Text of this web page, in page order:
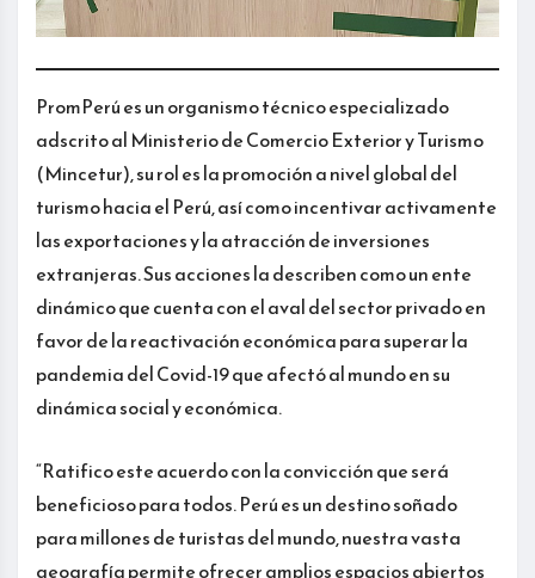
PromPerú es un organismo técnico especializado
adscrito al Ministerio de Comercio Exterior y Turismo
(Mincetur), su rol es la promoción a nivel global del
turismo hacia el Perú, así como incentivar activamente
las exportaciones y la atracción de inversiones
extranjeras. Sus acciones la describen como un ente
dinámico que cuenta con el aval del sector privado en
favor de la reactivación económica para superar la
pandemia del Covid-19 que afectó al mundo en su
dinámica social y económica.
“Ratifico este acuerdo con la convicción que será
beneficioso para todos. Perú es un destino soñado
para millones de turistas del mundo, nuestra vasta
geografía permite ofrecer amplios espacios abiertos